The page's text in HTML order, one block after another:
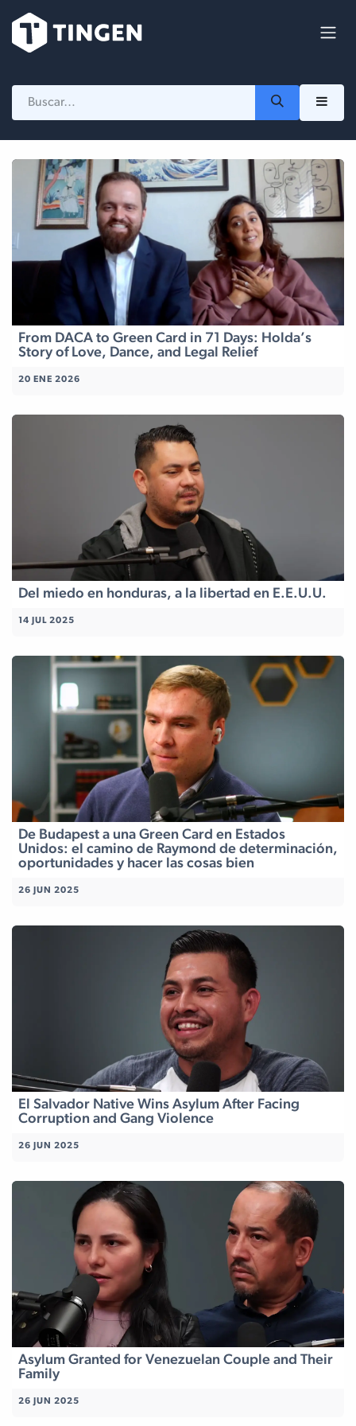
From DACA to Green Card in 71 Days: Holda’s
Story of Love, Dance, and Legal Relief
20 ENE 2026
Del miedo en honduras, a la libertad en E.E.U.U.
14 JUL 2025
De Budapest a una Green Card en Estados
Unidos: el camino de Raymond de determinación,
oportunidades y hacer las cosas bien
26 JUN 2025
El Salvador Native Wins Asylum After Facing
Corruption and Gang Violence
26 JUN 2025
Asylum Granted for Venezuelan Couple and Their
Family
26 JUN 2025